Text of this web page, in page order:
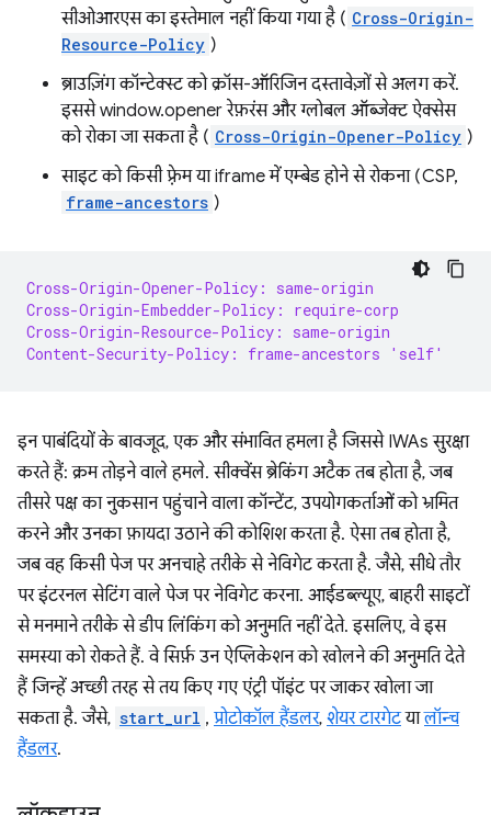
सीओआरएस का इस्तेमाल नहीं किया गया है ( Cross-Origin-
Resource-Policy )
ब्राउज़िंग कॉन्टेक्स्ट को क्रॉस-ऑरिजिन दस्तावेज़ों से अलग करें.
इससे window.opener रेफ़रंस और ग्लोबल ऑब्जेक्ट ऐक्सेस
को रोका जा सकता है ( Cross-Origin-Opener-Policy )
साइट को किसी फ़्रेम या iframe में एम्बेड होने से रोकना (CSP,
frame-ancestors )
Cross-Origin-Opener-Policy: same-origin
Cross-Origin-Embedder-Policy: require-corp
Cross-Origin-Resource-Policy: same-origin
Content-Security-Policy: frame-ancestors 'self'
इन पाबंदियों के बावजूद, एक और संभावित हमला है जिससे IWAs सुरक्षा
करते हैं: क्रम तोड़ने वाले हमले. सीक्वेंस ब्रेकिंग अटैक तब होता है, जब
तीसरे पक्ष का नुकसान पहुंचाने वाला कॉन्टेंट, उपयोगकर्ताओं को भ्रमित
करने और उनका फ़ायदा उठाने की कोशिश करता है. ऐसा तब होता है,
जब वह किसी पेज पर अनचाहे तरीके से नेविगेट करता है. जैसे, सीधे तौर
पर इंटरनल सेटिंग वाले पेज पर नेविगेट करना. आईडब्ल्यूए, बाहरी साइटों
से मनमाने तरीके से डीप लिंकिंग को अनुमति नहीं देते. इसलिए, वे इस
समस्या को रोकते हैं. वे सिर्फ़ उन ऐप्लिकेशन को खोलने की अनुमति देते
हैं जिन्हें अच्छी तरह से तय किए गए एंट्री पॉइंट पर जाकर खोला जा
सकता है. जैसे, start_url , प्रोटोकॉल हैंडलर, शेयर टारगेटयालॉन्च
हैंडलर.